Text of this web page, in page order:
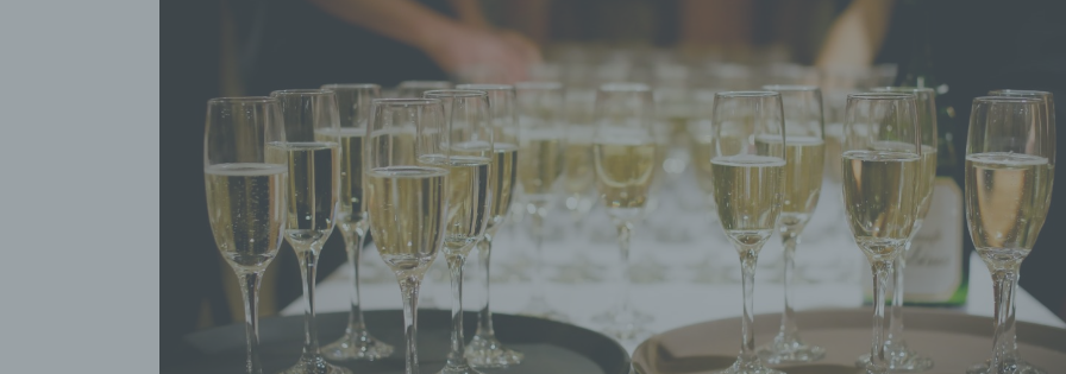
Daten, die darin besteht, dass diese personenbezogenen Daten
werden, um bestimmte persönliche Aspekte, die sich auf eine
Person beziehen, zu bewerten, insbesondere, um Aspekte bezüglich
Arbeitsleistung, wirtschaftlicher Lage, Gesundheit, persönlicher
Interessen, Zuverlässigkeit, Verhalten, Aufenthaltsort oder
dieser natürlichen Person zu analysieren oder vorherzusagen.
F) PSEUDONYMISIERUNG
Pseudonymisierung ist die Verarbeitung personenbezogener Daten in
einer Weise, auf welche die personenbezogenen Daten ohne
Hinzuziehung zusätzlicher Informationen nicht mehr einer
betroffenen Person zugeordnet werden können, sofern diese
Informationen gesondert aufbewahrt werden und technischen und
organisatorischen Maßnahmen unterliegen, die gewährleisten, dass